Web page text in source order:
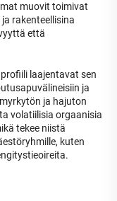
muovit toimivat
rakenteellisina
että
laajentavat sen
ja
ja hajuton
volatiilisia orgaanisia
tekee niistä
kuten